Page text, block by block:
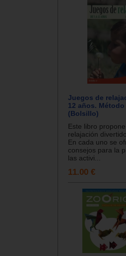
Juegos de
12 años.
(Bolsillo)
Este libro
relajación
En cada uno se
consejos para la
las activi...
11.00 €